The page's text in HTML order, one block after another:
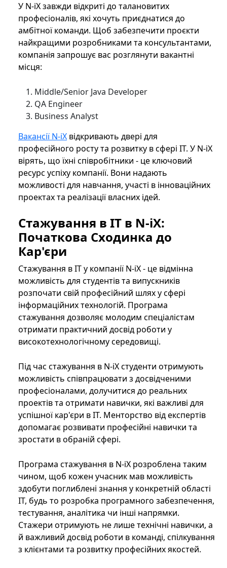
У N-iX завжди відкриті до талановитих
професіоналів, які хочуть приєднатися до
амбітної команди. Щоб забезпечити проєкти
найкращими розробниками та консультантами,
компанія запрошує вас розглянути вакантні
місця:
Middle/Senior Java Developer
QA Engineer
Business Analyst
Вакансії N-iX відкривають двері для
професійного росту та розвитку в сфері ІТ. У N-iX
вірять, що їхні співробітники - це ключовий
ресурс успіху компанії. Вони надають
можливості для навчання, участі в інноваційних
проектах та реалізації власних ідей.
Стажування в IT в N-iX:
Початкова Сходинка до
Кар'єри
Стажування в IT у компанії N-iX - це відмінна
можливість для студентів та випускників
розпочати свій професійний шлях у сфері
інформаційних технологій. Програма
стажування дозволяє молодим спеціалістам
отримати практичний досвід роботи у
високотехнологічному середовищі.
Під час стажування в N-iX студенти отримують
можливість співпрацювати з досвідченими
професіоналами, долучитися до реальних
проектів та отримати навички, які важливі для
успішної кар'єри в ІТ. Менторство від експертів
допомагає розвивати професійні навички та
зростати в обраній сфері.
Програма стажування в N-iX розроблена таким
чином, щоб кожен учасник мав можливість
здобути поглиблені знання у конкретній області
ІТ, будь то розробка програмного забезпечення,
тестування, аналітика чи інші напрямки.
Стажери отримують не лише технічні навички, а
й важливий досвід роботи в команді, спілкування
з клієнтами та розвитку професійних якостей.